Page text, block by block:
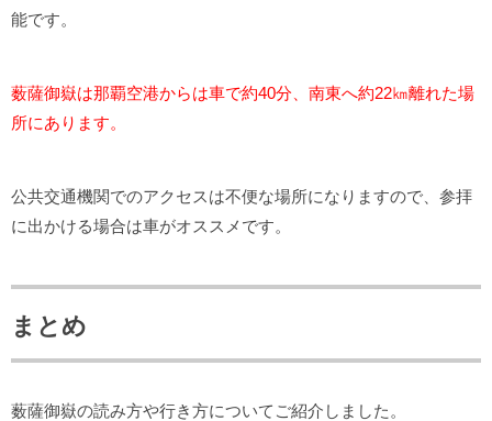
能です。
薮薩御嶽は那覇空港からは車で約40分、南東へ約22㎞離れた場
所にあります。
公共交通機関でのアクセスは不便な場所になりますので、参拝
に出かける場合は車がオススメです。
まとめ
薮薩御嶽の読み方や行き方についてご紹介しました。